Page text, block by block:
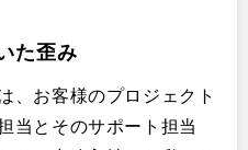
た歪み
、お客様のプロジェクト
当とそのサポート担当